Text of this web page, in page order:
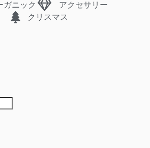
ガニック
アクセサリー
クリスマス